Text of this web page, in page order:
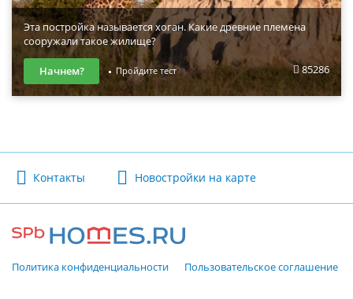
Эта постройка называется хоган. Какие древние племена
сооружали такое жилище?
85286
Начнем? Пройдите тест
Контакты Новостройки на карте
Политика конфиденциальности Пользовательское соглашение